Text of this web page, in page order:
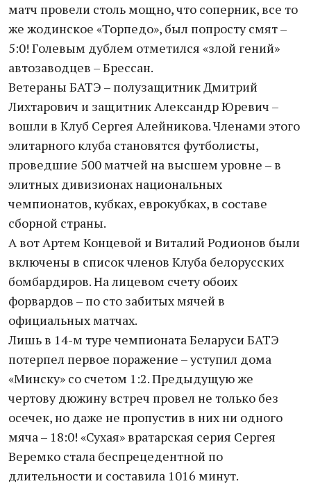
матч провели столь мощно, что соперник, все то
же жодинское «Торпедо», был попросту смят –
5:0! Голевым дублем отметился «злой гений»
автозаводцев – Брессан.
Ветераны БАТЭ – полузащитник Дмитрий
Лихтарович и защитник Александр Юревич –
вошли в Клуб Сергея Алейникова. Членами этого
элитарного клуба становятся футболисты,
проведшие 500 матчей на высшем уровне – в
элитных дивизионах национальных
чемпионатов, кубках, еврокубках, в составе
сборной страны.
А вот Артем Концевой и Виталий Родионов были
включены в список членов Клуба белорусских
бомбардиров. На лицевом счету обоих
форвардов – по сто забитых мячей в
официальных матчах.
Лишь в 14-м туре чемпионата Беларуси БАТЭ
потерпел первое поражение – уступил дома
«Минску» со счетом 1:2. Предыдущую же
чертову дюжину встреч провел не только без
осечек, но даже не пропустив в них ни одного
мяча – 18:0! «Сухая» вратарская серия Сергея
Веремко стала беспрецедентной по
длительности и составила 1016 минут.